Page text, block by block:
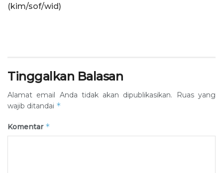
(kim/sof/wid)
Tinggalkan Balasan
Alamat email Anda tidak akan dipublikasikan.
Ruas yang
wajib ditandai *
Komentar *